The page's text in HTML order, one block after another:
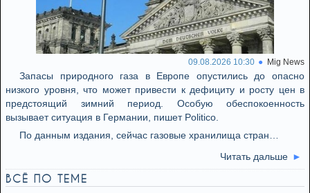
09.08.2026 10:30 Mig News
Запасы природного газа в Европе опустились до опасно
низкого уровня, что может привести к дефициту и росту цен в
предстоящий зимний период. Особую обеспокоенность
вызывает ситуация в Германии, пишет Politico.
По данным издания, сейчас газовые хранилища стран…
Читать дальше
ВСЁ ПО ТЕМЕ